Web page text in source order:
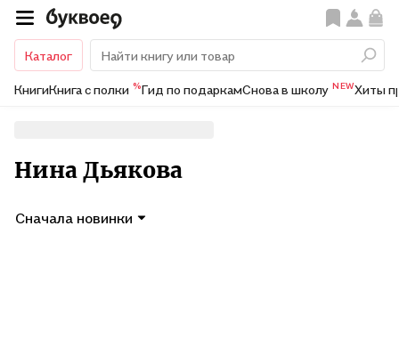
Каталог
КнигиКнига с полки %Гид по подаркамСнова в школу NEWХиты
Нина Дьякова
Сначала новинки